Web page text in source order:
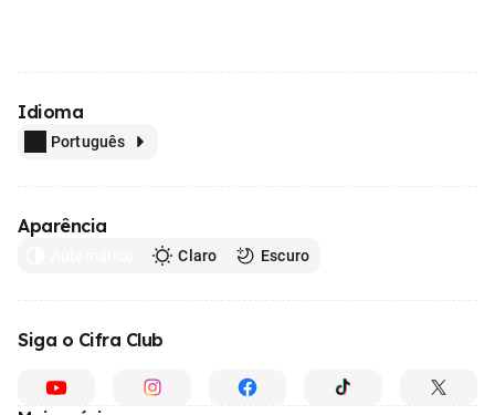
Idioma
Português
Aparência
Claro Escuro
Siga o Cifra Club